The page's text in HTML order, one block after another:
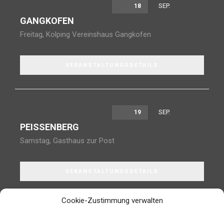
Cookie-Zustimmung verwalten
18 SEP.
GANGKOFEN
Freitag, Kolping Vereinshaus Gangkofen
19 SEP.
PEISSENBERG
Samstag, Gasthaus zur Post